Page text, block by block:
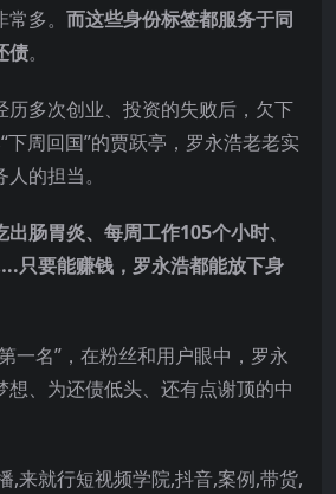
多。 而这些身份标签都服务于同
债。
历多次创业、投资的失败后，欠下
下周回国”的贾跃亭，罗永浩老老实
的担当。
肠胃炎、每周工作105个小时、
只要能赚钱，罗永浩都能放下身
一名”，在粉丝和用户眼中，罗永
想、为还债低头、还有点谢顶的中